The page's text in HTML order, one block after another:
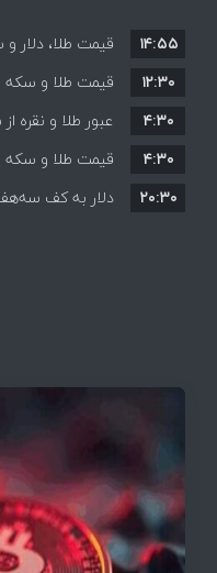
افزایش قیمت ها
۱۴:۵۵
قیمت ها بر مدار
۱۲:۳۰
عبور طلا و نقره
۴:۳۰
قیمت طلا و سکه
۴:۳۰
دلار به کف
۲۰:۳۰